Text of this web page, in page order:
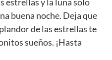
buena noche. Deja que
de las estrellas te
sueños. ¡Hasta